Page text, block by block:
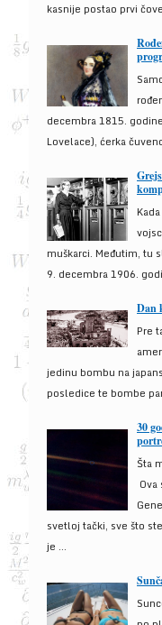
kasnije postao prvi
decembra 1815.
Lovelace), ćerka
muškarci. Međutim, tu
9. decembra 1906.
Dan
Pre
jedinu bombu na
posledice te bombe
30
Šta
svetloj tački, sve što
je ...